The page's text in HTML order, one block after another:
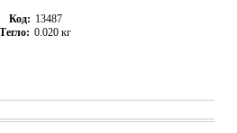
Код: 13487
Тегло: 0.020 кг